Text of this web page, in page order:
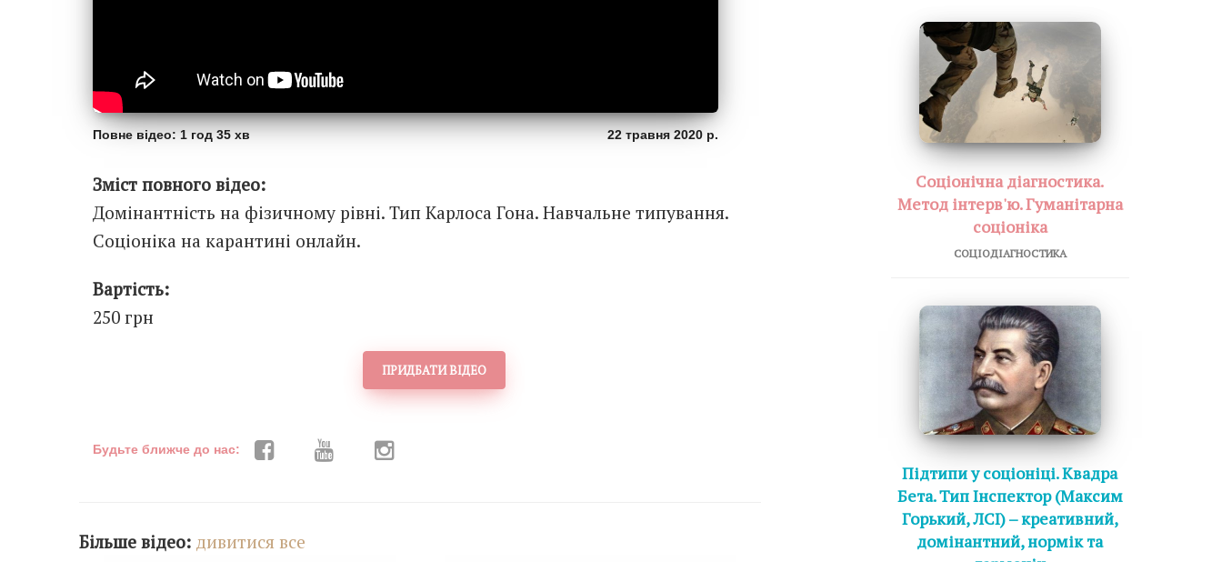
Повне відео: 1 год 35 хв 22 травня 2020 р.
Зміст повного відео:
Домінантність на фізичному рівні. Тип Карлоса Гона. Навчальне типування.
Соціоніка на карантині онлайн.
Вартість:
250 грн
ПРИДБАТИ ВІДЕО
Будьте ближче до нас:
Більше відео: дивитися все
Соціонічна діагностика.
Метод інтерв'ю. Гуманітарна
соціоніка
СОЦІОДІАГНОСТИКА
Підтипи у соціоніці. Квадра
Бета. Тип Інспектор (Максим
Горький, ЛСІ) – креативний,
домінантний, нормік та